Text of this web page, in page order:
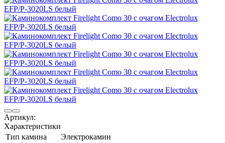
Артикул:
Характеристики
Тип камина
Электрокамин